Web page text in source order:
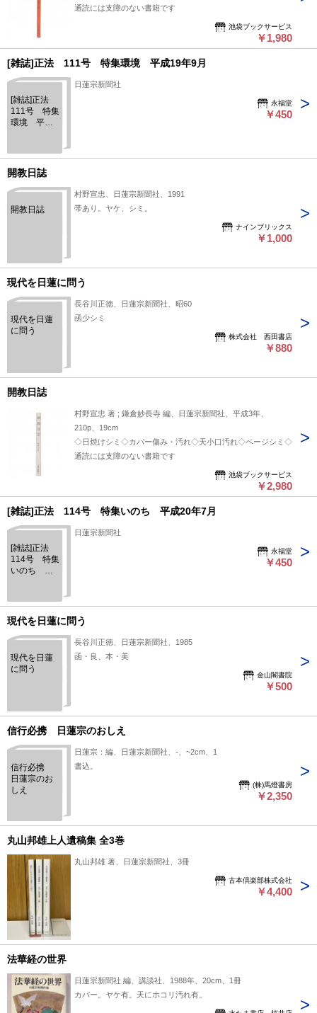
通読には支障のない書籍です
池袋ブックサービス
￥1,980
[雑誌]正法 111号 特集環境 平成19年9月
[雑誌]正法
111号 特集
環境 平成
日蓮宗新聞社
永福堂
￥450
開教日誌
開教日誌
村野宣忠、日蓮宗新聞社、1991
帯あり。ヤケ、シミ。
ナインブリックス
￥1,000
現代を日蓮に問う
現代を日蓮
に問う
長谷川正徳、日蓮宗新聞社、昭60
函少シミ
株式会社 西田書店
￥880
開教日誌
村野宣忠 著 ; 鎌倉妙長寺 編、日蓮宗新聞社、平成3年、
210p、19cm
◇日焼けシミ◇カバー傷み・汚れ◇天小口汚れ◇ページシミ◇
通読には支障のない書籍です
池袋ブックサービス
￥2,980
[雑誌]正法 114号 特集いのち 平成20年7月
[雑誌]正法
114号 特集
いのち 平
日蓮宗新聞社
永福堂
￥450
現代を日蓮に問う
現代を日蓮
に問う
長谷川正徳、日蓮宗新聞社、1985
函・良、本・美
金山閣書院
￥500
信行必携 日蓮宗のおしえ
信行必携
日蓮宗のお
しえ
日蓮宗：編、日蓮宗新聞社、-、~2cm、1
書込。
(株)馬燈書房
￥2,350
丸山邦雄上人遺稿集 全3巻
丸山邦雄 著、日蓮宗新聞社、3冊
古本倶楽部株式会社
￥4,400
法華経の世界
日蓮宗新聞社 編、講談社、1988年、20cm、1冊
カバー。ヤケ有。天にホコリ汚れ有。